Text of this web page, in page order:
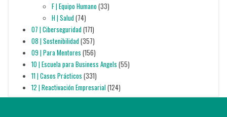
F | Equipo Humano(33)
H | Salud(74)
07 | Ciberseguridad(171)
08 | Sostenibilidad(357)
09 | Para Mentores (156)
10 | Escuela para Business Angels (55)
11 | Casos Prácticos (331)
12 | Reactivación Empresarial(124)